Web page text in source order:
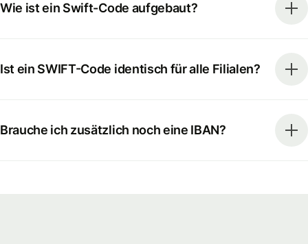
Wie ist ein Swift-Code aufgebaut?
Ist ein SWIFT-Code identisch für alle Filialen?
Brauche ich zusätzlich noch eine IBAN?